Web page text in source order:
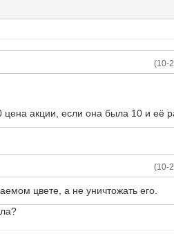
(10-
цена акции, если она была 10 и её
(10-
цвете, а не уничтожать его.